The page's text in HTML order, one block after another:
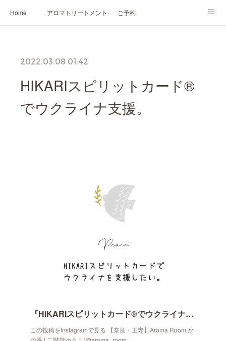
Home アロマトリートメント ご予約
プロフィール
2022.03.08 01:42
HIKARIスピリットカード®️
でウクライナ支援。
『HIKARIスピリットカード®️でウクライナ支援。』
この投稿をInstagramで見る 【奈良・王寺】Aroma Room か